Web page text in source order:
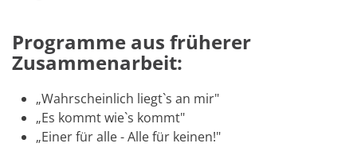
Programme aus früherer
Zusammenarbeit:
„Wahrscheinlich liegt`s an mir"
„Es kommt wie`s kommt"
„Einer für alle - Alle für keinen!"